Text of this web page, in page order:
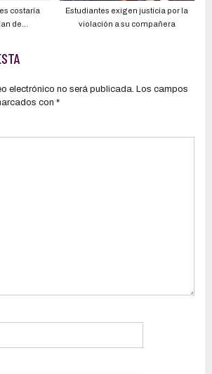
costaría
de
varias
Estudiantes exigen justicia por la
violación a su compañera
electrónico no será publicada. Los campos
con *